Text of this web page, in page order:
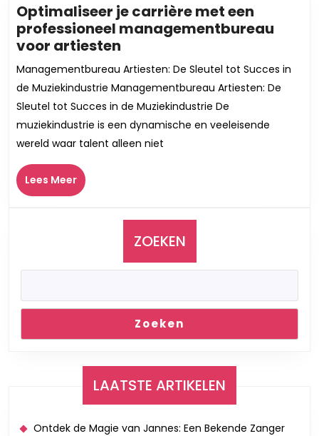
Optimaliseer je carrière met een
professioneel managementbureau
voor artiesten
je
carrière
met
een
professioneel
managementbureau
Managementbureau Artiesten: De Sleutel tot Succes in
de Muziekindustrie Managementbureau Artiesten: De
Sleutel tot Succes in de Muziekindustrie De
muziekindustrie is een dynamische en veeleisende
wereld waar talent alleen niet
Lees MeerLees
Meer
ZOEKEN
Zoeken
LAATSTE ARTIKELEN
Ontdek de Magie van Jannes: Een Bekende Zanger